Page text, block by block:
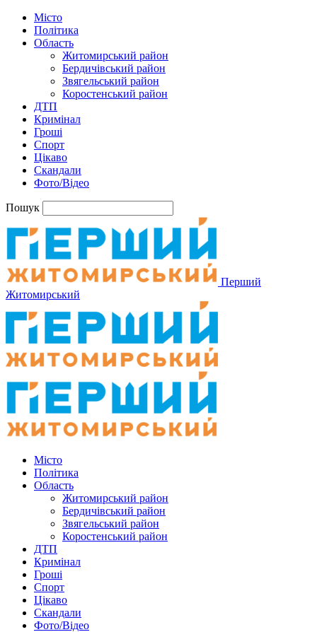
Місто
Політика
Область
Житомирський район
Бердичівський район
Звягельський район
Коростенський район
ДТП
Кримінал
Гроші
Спорт
Цікаво
Скандали
Фото/Відео
Пошук
Перший
Житомирський
Місто
Політика
Область
Житомирський район
Бердичівський район
Звягельський район
Коростенський район
ДТП
Кримінал
Гроші
Спорт
Цікаво
Скандали
Фото/Відео